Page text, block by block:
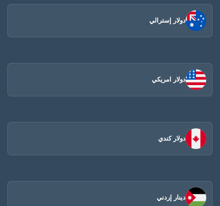
دولار إسترالي
دولار امريكي
دولار كندي
دينار إردني